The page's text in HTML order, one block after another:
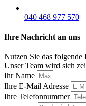
040 468 977 570
Ihre Nachricht an uns
Nutzen Sie das
Unser Team wird sich
Ihr Name
Ihre E-Mail Adresse
Ihre Telefonnummer